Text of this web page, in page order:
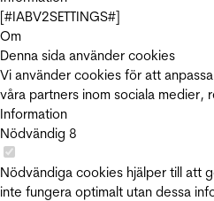
[#IABV2SETTINGS#]
Om
Denna sida använder cookies
Vi använder cookies för att
våra partners inom sociala medier,
Information
Nödvändig 8
Nödvändiga cookies hjälper till att
inte fungera optimalt utan dessa